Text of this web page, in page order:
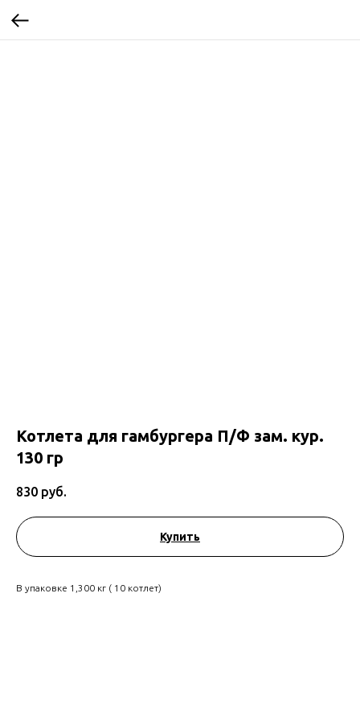
Котлета для гамбургера П/Ф зам. кур.
130 гр
830 руб.
Купить
В упаковке 1,300 кг ( 10 котлет)